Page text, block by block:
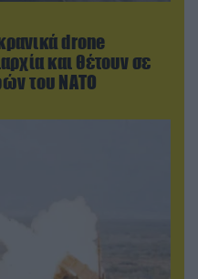
drone
και θέτουν σε
του ΝΑΤΟ